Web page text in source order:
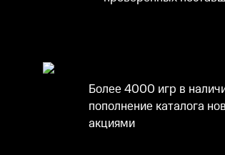
Более 4000 игр в
пополнение каталога
акциями